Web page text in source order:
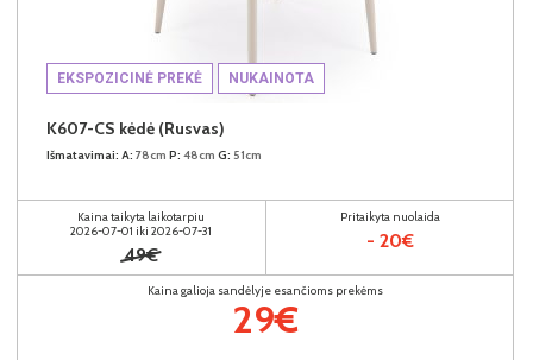
EKSPOZICINĖ PREKĖ NUKAINOTA
K607-CS kėdė (Rusvas)
Išmatavimai: A: 78cm P: 48cm G: 51cm
Kaina taikyta laikotarpiu
2026-07-01 iki 2026-07-31
49€
Pritaikyta nuolaida
- 20€
Kaina galioja sandėlyje esančioms prekėms
29€